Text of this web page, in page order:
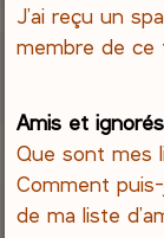
J’ai reçu un
membre de ce
Amis et ignorés
Que sont mes
Comment
de ma liste